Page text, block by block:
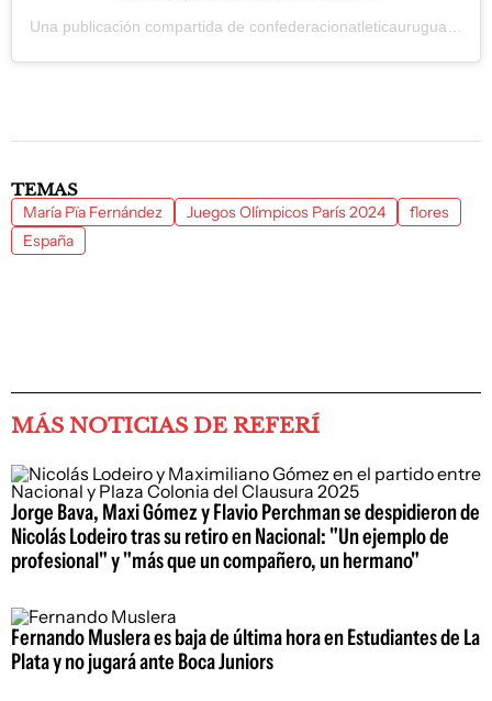
TEMAS
María Pïa Fernández Juegos Olímpicos París 2024
flores
España
MÁS NOTICIAS DE REFERÍ
Jorge Bava, Maxi Gómez y Flavio Perchman se despidieron de
Nicolás Lodeiro tras su retiro en Nacional: "Un ejemplo de
profesional" y "más que un compañero, un hermano"
Fernando Muslera es baja de última hora en Estudiantes de La
Plata y no jugará ante Boca Juniors